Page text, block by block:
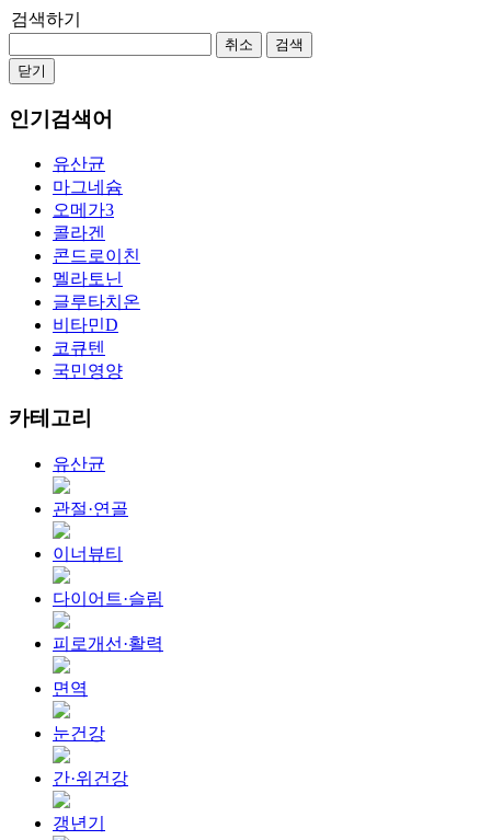
검색하기
취소
검색
닫기
인기검색어
유산균
마그네슘
오메가3
콜라겐
콘드로이친
멜라토닌
글루타치온
비타민D
코큐텐
국민영양
카테고리
유산균
관절·연골
이너뷰티
다이어트·슬림
피로개선·활력
면역
눈건강
간·위건강
갱년기